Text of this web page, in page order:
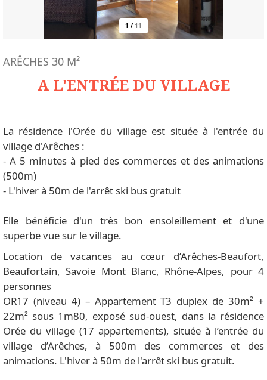
1 / 11
A L'ENTRÉE DU VILLAGE
ARÊCHES 30 M²
La résidence l'Orée du village est située à l'entrée du
village d'Arêches :
- A 5 minutes à pied des commerces et des animations
(500m)
- L'hiver à 50m de l'arrêt ski bus gratuit
Elle bénéficie d'un très bon ensoleillement et d'une
superbe vue sur le village.
Location de vacances au cœur d’Arêches-Beaufort,
Beaufortain, Savoie Mont Blanc, Rhône-Alpes, pour 4
personnes
OR17 (niveau 4) – Appartement T3 duplex de 30m² +
22m² sous 1m80, exposé sud-ouest, dans la résidence
Orée du village (17 appartements), située à l’entrée du
village d’Arêches, à 500m des commerces et des
animations. L'hiver à 50m de l'arrêt ski bus gratuit.